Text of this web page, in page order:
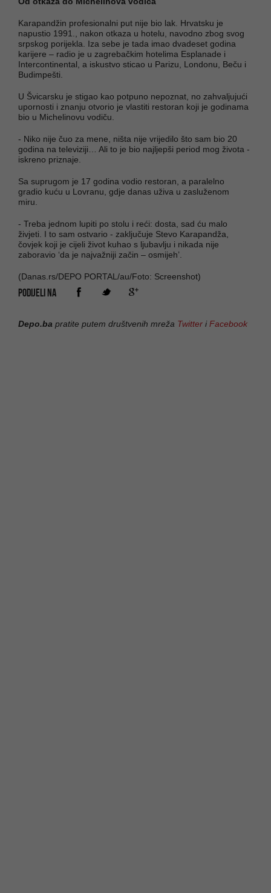
Karapandžin profesionalni put nije bio lak. Hrvatsku je
napustio 1991., nakon otkaza u hotelu, navodno zbog svog
srpskog porijekla. Iza sebe je tada imao dvadeset godina
karijere – radio je u zagrebačkim hotelima Esplanade i
Intercontinental, a iskustvo sticao u Parizu, Londonu, Beču i
Budimpešti.
U Švicarsku je stigao kao potpuno nepoznat, no zahvaljujući
upornosti i znanju otvorio je vlastiti restoran koji je godinama
bio u Michelinovu vodiču.
- Niko nije čuo za mene, ništa nije vrijedilo što sam bio 20
godina na televiziji… Ali to je bio najljepši period mog života -
iskreno priznaje.
Sa suprugom je 17 godina vodio restoran, a paralelno
gradio kuću u Lovranu, gdje danas uživa u zasluženom
miru.
- Treba jednom lupiti po stolu i reći: dosta, sad ću malo
živjeti. I to sam ostvario - zaključuje Stevo Karapandža,
čovjek koji je cijeli život kuhao s ljubavlju i nikada nije
zaboravio ‘da je najvažniji začin – osmijeh’.
(Danas.rs/DEPO PORTAL/au/Foto: Screenshot)
PODIJELI NA
Depo.ba pratite putem društvenih mreža Twitter iFacebook